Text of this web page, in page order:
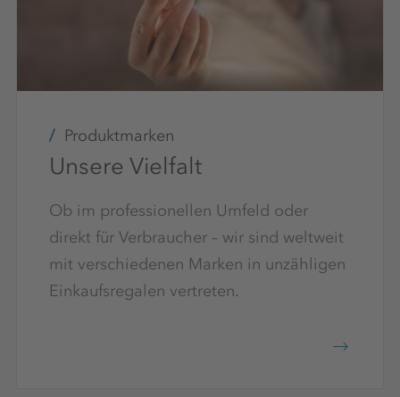
Produktmarken
Unsere Vielfalt
Ob im professionellen Umfeld oder
direkt für Verbraucher – wir sind weltweit
mit verschiedenen Marken in unzähligen
Einkaufsregalen vertreten.